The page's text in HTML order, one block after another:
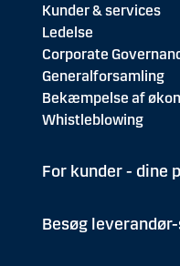
Kunder & services
Ledelse
Corporate
Generalforsamling
Bekæmpelse af
Whistleblowing
For kunder - dine
Besøg